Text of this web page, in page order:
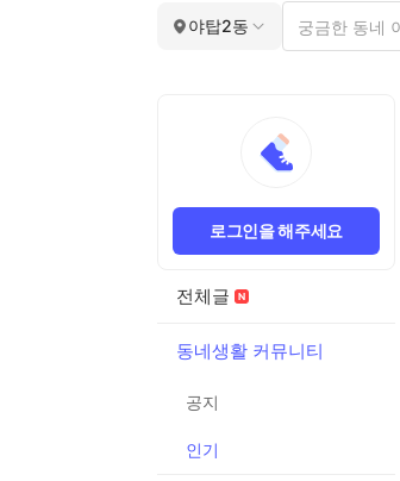
야탑2동
로그인을 해주세요
전체글
동네생활 커뮤니티
공지
인기